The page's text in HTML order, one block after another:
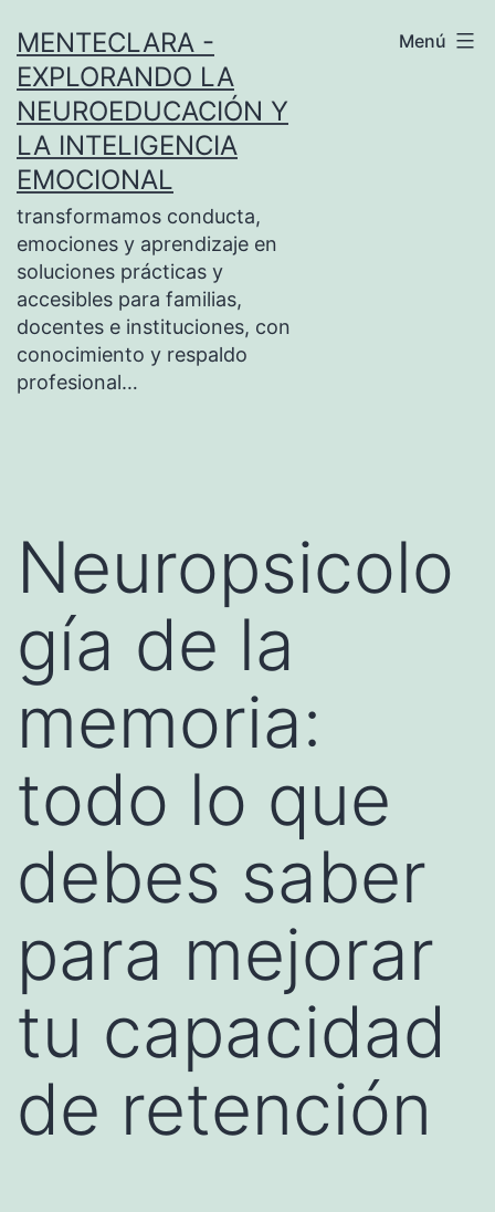
contenido
MENTECLARA -
EXPLORANDO LA
NEUROEDUCACIÓN Y
LA INTELIGENCIA
EMOCIONAL
transformamos conducta,
emociones y aprendizaje en
soluciones prácticas y
accesibles para familias,
docentes e instituciones, con
conocimiento y respaldo
profesional…
Menú
Neuropsicolo
gía de la
memoria:
todo lo que
debes saber
para mejorar
tu capacidad
de retención